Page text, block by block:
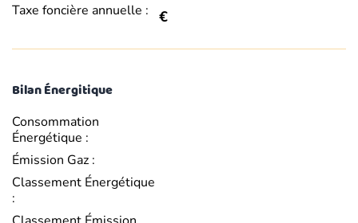
Taxe foncière annuelle : €
Bilan Énergitique
Consommation
Énergétique :
Émission Gaz :
Classement Énergétique
: